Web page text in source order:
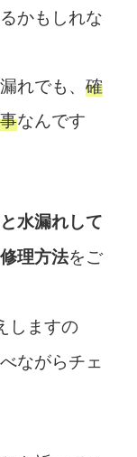
かもしれな
れでも、 確
なんです
水漏れして
理方法をご
しますの
ながらチェ